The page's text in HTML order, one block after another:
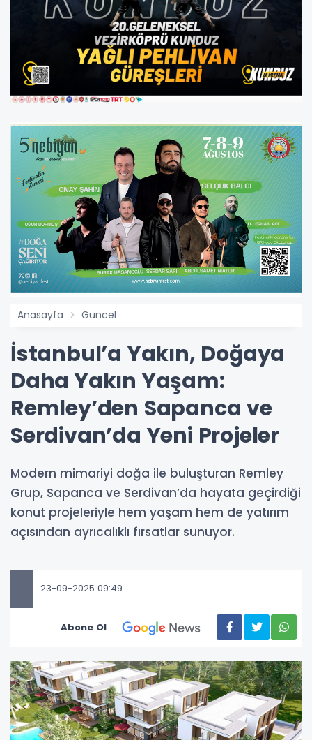
Anasayfa Güncel
İstanbul’a Yakın, Doğaya
Daha Yakın Yaşam:
Remley’den Sapanca ve
Serdivan’da Yeni Projeler
​​​​​​​Modern mimariyi doğa ile buluşturan Remley
Grup, Sapanca ve Serdivan’da hayata geçirdiği
konut projeleriyle hem yaşam hem de yatırım
açısından ayrıcalıklı fırsatlar sunuyor.
23-09-2025 09:49
Abone Ol